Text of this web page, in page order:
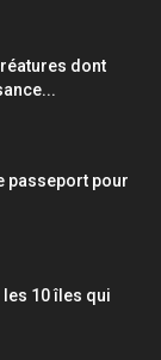
dont
passeport pour
10 îles qui